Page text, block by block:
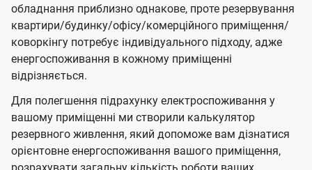
обладнання приблизно однакове, проте резервування
квартири/будинку/офісу/комерційного приміщення/
коворкінгу потребує індивідуального підходу, адже
енергоспоживання в кожному приміщенні
відрізняється.
Для полегшення підрахунку електроспоживання у
вашому приміщенні ми створили калькулятор
резервного живлення, який допоможе вам дізнатися
орієнтовне енергоспоживання вашого приміщення,